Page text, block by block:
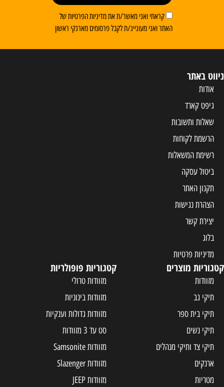
קראתי ואני מאשר/ת את מדיניות הפרטיות של
האתר ואני מעוניינ/ת לקבל פרסומים מארנקי ראשון
ניווט באתר
אודות
גיפט קארד
שאלות ותשובות
הרשמת לקוחות
רשימת המשאלות
ביטול עסקה
תקנון האתר
הצהרת נגישות
יצירת קשר
בלוג
מדיניות פרטיות
קטגוריות מוצרים
מזוודות
תיקי גב
תיקי בית ספר
תיקי נשים
תיקי צד ותיקי מנהלים
ארנקים
מטריות
קטגוריות פופולריות
מזוודות טרולי
מזוודות בינוניות
מזוודות גדולות וענקיות
סט עד 3 מזוודות
מזוודות Samsonite
מזוודות Slazenger
מזוודות JEEP